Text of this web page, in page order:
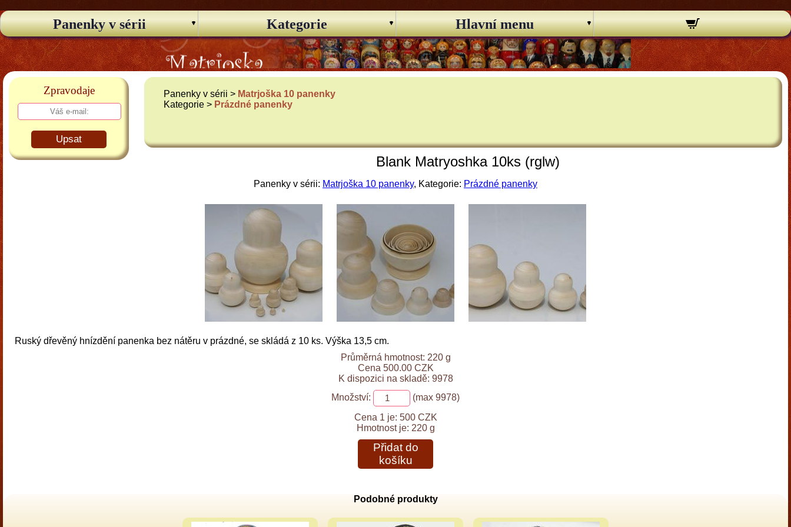
Panenky v sérii Kategorie Hlavní menu
Zpravodaje
Upsat
Panenky v sérii > Matrjoška 10 panenky
Kategorie > Prázdné panenky
Blank Matryoshka 10ks (rglw)
Panenky v sérii: Matrjoška 10 panenky, Kategorie: Prázdné panenky
Ruský dřevěný hnízdění panenka bez nátěru v prázdné, se skládá z 10 ks. Výška 13,5 cm.
Průměrná hmotnost: 220 g
Cena 500.00 CZK
K dispozici na skladě: 9978
Množství:
(max 9978)
Cena 1 je: 500 CZK
Hmotnost je: 220 g
Přidat do
košíku
Podobné produkty